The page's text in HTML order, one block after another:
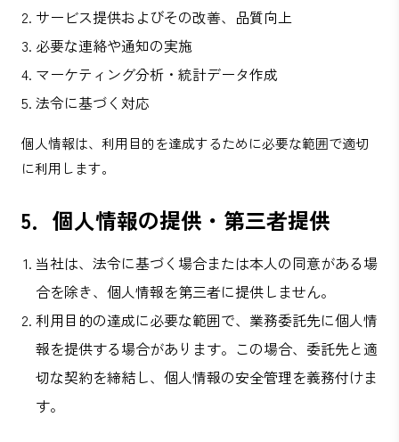
サービス提供およびその改善、品質向上
必要な連絡や通知の実施
マーケティング分析・統計データ作成
法令に基づく対応
個人情報は、利用目的を達成するために必要な範囲で適切
に利用します。
5．個人情報の提供・第三者提供
当社は、法令に基づく場合または本人の同意がある場
合を除き、個人情報を第三者に提供しません。
利用目的の達成に必要な範囲で、業務委託先に個人情
報を提供する場合があります。この場合、委託先と適
切な契約を締結し、個人情報の安全管理を義務付けま
す。